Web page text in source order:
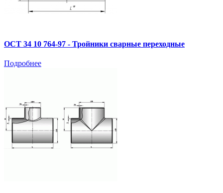
ОСТ 34 10 764-97 - Тройники сварные переходные
Подробнее